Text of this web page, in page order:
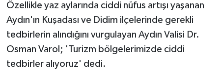
Özellikle yaz aylarında ciddi nüfus artışı yaşanan
Aydın'ın Kuşadası ve Didim ilçelerinde gerekli
tedbirlerin alındığını vurgulayan Aydın Valisi Dr.
Osman Varol; 'Turizm bölgelerimizde ciddi
tedbirler alıyoruz' dedi.